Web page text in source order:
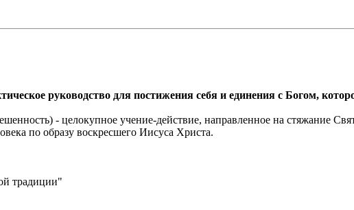
руководство для постижения себя и единения с Богом,
- целокупное учение-действие, направленное на стяжание
по образу воскресшего Иисуса Христа.
традиции"